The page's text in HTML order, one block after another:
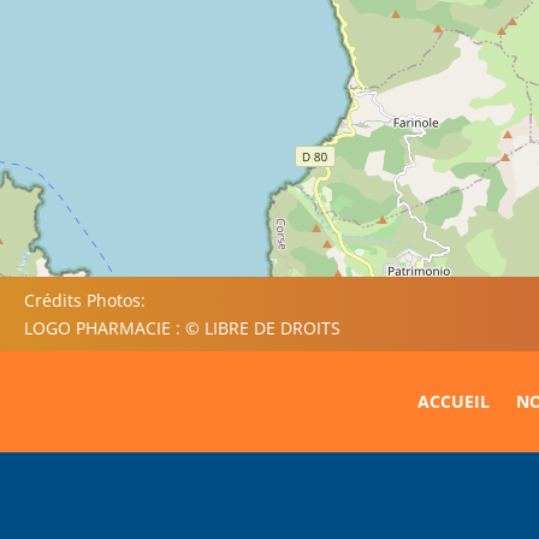
Crédits Photos:
LOGO PHARMACIE : © LIBRE DE DROITS
ACCUEIL